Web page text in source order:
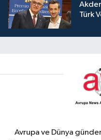
Türk
Avrupa ve Dünya